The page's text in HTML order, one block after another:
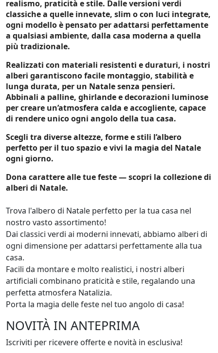
realismo, praticità e stile. Dalle versioni verdi
classichea quelle innevate, slim o con luci integrate,
ogni modello è pensato per adattarsi perfettamente
a qualsiasi ambiente, dalla casa moderna a quella
più tradizionale.
Realizzati con materiali resistenti e duraturi, i nostri
alberi garantisconofacile montaggio, stabilità e
lunga durata, per un Natale senza pensieri.
Abbinali a palline, ghirlande e decorazioni luminose
per creare un’atmosfera calda e accogliente, capace
di rendere unico ogni angolo della tua casa.
Scegli tra diverse altezze, forme e stili l’albero
perfetto per il tuo spazio e vivi la magia del Natale
ogni giorno.
Dona carattere alle tue feste — scopri la collezione di
alberi di Natale.
Trova l'albero di Natale perfetto per la tua casa nel
nostro vasto assortimento!
Dai classici verdi ai moderni innevati, abbiamo alberi di
ogni dimensione per adattarsi perfettamente alla tua
casa.
Facili da montare e molto realistici, i nostri alberi
artificiali combinano praticità e stile, regalando una
perfetta atmosfera Natalizia.
Porta la magia delle feste nel tuo angolo di casa!
NOVITÀ IN ANTEPRIMA
Iscriviti per ricevere offerte e novità in esclusiva!